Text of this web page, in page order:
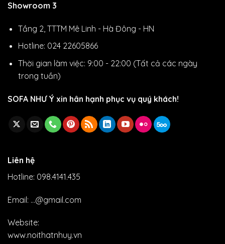
Showroom 3
Tầng 2, TTTM Mê Linh - Hà Đông - HN
Hotline: 024 22605866
Thời gian làm việc: 9:00 - 22:00 (Tất cả các ngày
trong tuần)
SOFA NHƯ Ý xin hân hạnh phục vụ quý khách!
Liên hệ
Hotline: 098.4141.435
Email: ...@gmail.com
Website:
www.noithatnhuy.vn